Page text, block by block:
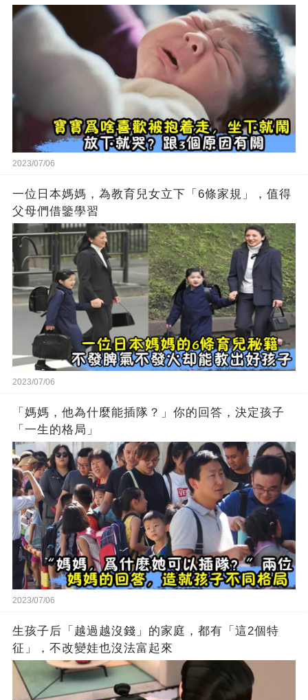
2023/07/06
一位日本媽媽，為教育兒女立下「6條家規」，值得
父母們借鑒學習
2023/07/06
「媽媽，他為什麼能插隊？」你的回答，決定孩子
「一生的格局」
2023/07/06
生孩子后「越過越沒錢」的家庭，都有「這2個特
征」，不改變娃也沒法富起來